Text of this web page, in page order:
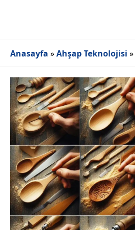
Anasayfa »Ahşap Teknolojisi »